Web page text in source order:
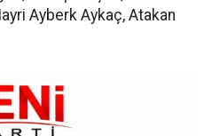
Ayberk Aykaç, Atakan